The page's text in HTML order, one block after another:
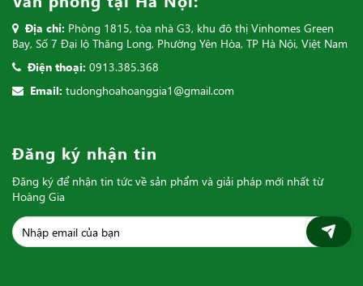
Địa chỉ: Phòng 1815, tòa nhà G3, khu đô thị Vinhomes Green
Bay, Số 7 Đại lộ Thăng Long, Phường Yên Hòa, TP Hà Nội, Việt Nam
Điện thoại: 0913.385.368
Email: tudonghoahoanggia1@gmail.com
Đăng ký nhận tin
Đăng ký để nhận tin tức về sản phẩm và giải pháp mới nhất từ
Hoàng Gia